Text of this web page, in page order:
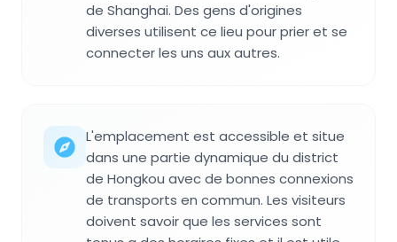
de Shanghai. Des gens d'origines
diverses utilisent ce lieu pour prier et se
connecter les uns aux autres.
L'emplacement est accessible et situe
dans une partie dynamique du district
de Hongkou avec de bonnes connexions
de transports en commun. Les visiteurs
doivent savoir que les services sont